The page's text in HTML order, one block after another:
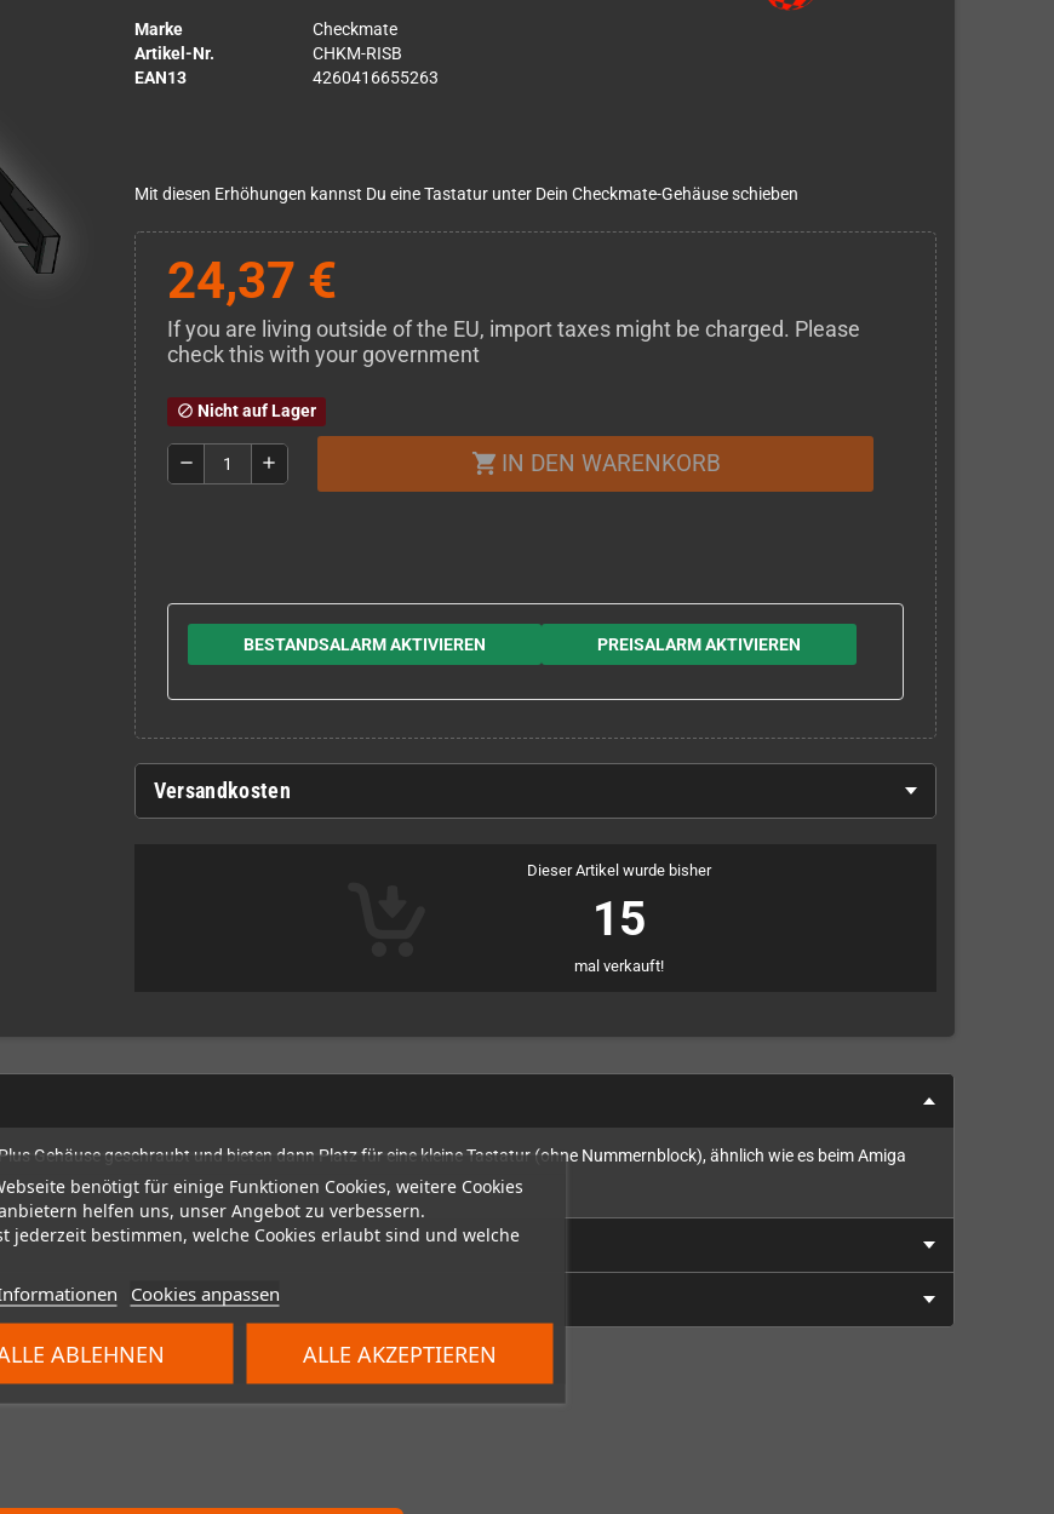
benötigt für einige Funktionen Cookies, weitere Cookies
helfen uns, unser Angebot zu verbessern.
jederzeit bestimmen, welche Cookies erlaubt sind und welche
Cookies anpassen
ABLEHNEN ALLE AKZEPTIEREN
Marke
Checkmate
Artikel-Nr.
CHKM-RISB
EAN13
4260416655263
Mit diesen Erhöhungen kannst Du eine Tastatur unter Dein Checkmate-Gehäuse schieben
24,37 €
If you are living outside of the EU, import taxes might be charged. Please
check this with your government
block Nicht auf Lager
remove add shopping_cart IN DEN WARENKORB
BESTANDSALARM AKTIVIEREN PREISALARM AKTIVIEREN
Versandkosten
Dieser Artikel wurde bisher
15
mal verkauft!
Gehäuse geschraubt und bieten dann Platz für eine kleine Tastatur (ohne Nummernblock), ähnlich wie es beim Amiga